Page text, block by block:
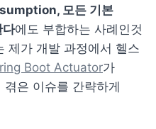
모든 기본
다에도 부합하는 사례인것
제가 개발 과정에서 헬스
Boot Actuator가
은 이슈를 간략하게